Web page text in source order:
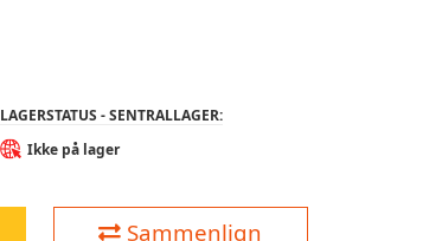
LAGERSTATUS - SENTRALLAGER:
Ikke på lager
Sammenlign